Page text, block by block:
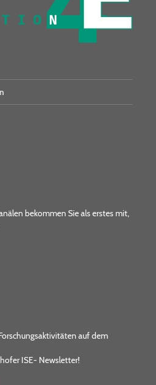
bekommen Sie als erstes mit,
auf dem
ISE- Newsletter!